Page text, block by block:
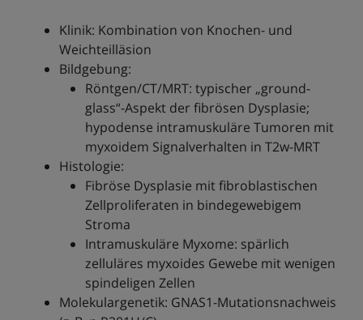
Klinik: Kombination von Knochen- und
Weichteilläsion
Bildgebung:
Röntgen/CT/MRT: typischer „ground-
glass“-Aspekt der fibrösen Dysplasie;
hypodense intramuskuläre Tumoren mit
myxoidem Signalverhalten in T2w-MRT
Histologie:
Fibröse Dysplasie mit fibroblastischen
Zellproliferaten in bindegewebigem
Stroma
Intramuskuläre Myxome: spärlich
zelluläres myxoides Gewebe mit wenigen
spindeligen Zellen
Molekulargenetik: GNAS1-Mutationsnachweis